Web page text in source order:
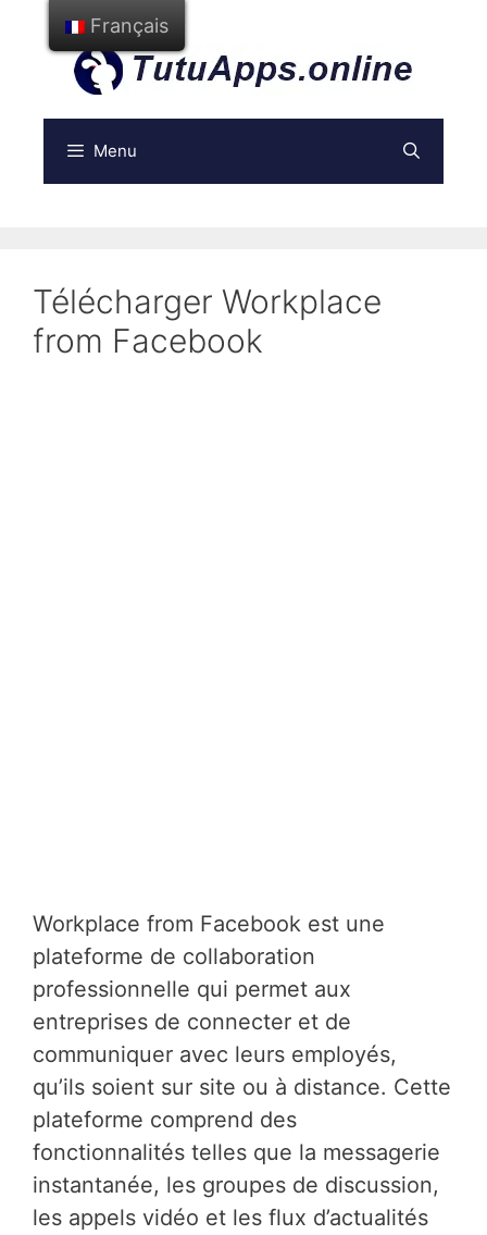
contenu
Menu
Télécharger Workplace
from Facebook
Workplace from Facebook est une
plateforme de collaboration
professionnelle qui permet aux
entreprises de connecter et de
communiquer avec leurs employés,
qu’ils soient sur site ou à distance. Cette
plateforme comprend des
fonctionnalités telles que la messagerie
instantanée, les groupes de discussion,
les appels vidéo et les flux d’actualités
Français